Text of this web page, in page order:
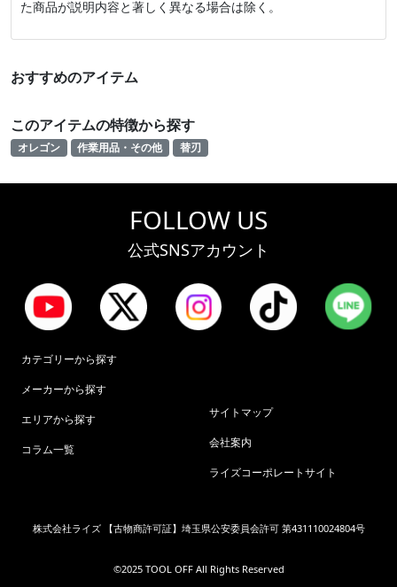
た商品が説明内容と著しく異なる場合は除く。
おすすめのアイテム
このアイテムの特徴から探す
オレゴン 作業用品・その他 替刃
FOLLOW US
公式SNSアカウント
カテゴリーから探す
メーカーから探す
エリアから探す
コラム一覧
サイトマップ
会社案内
ライズコーポレートサイト
株式会社ライズ 【古物商許可証】埼玉県公安委員会許可 第431110024804号
©︎2025 TOOL OFF All Rights Reserved